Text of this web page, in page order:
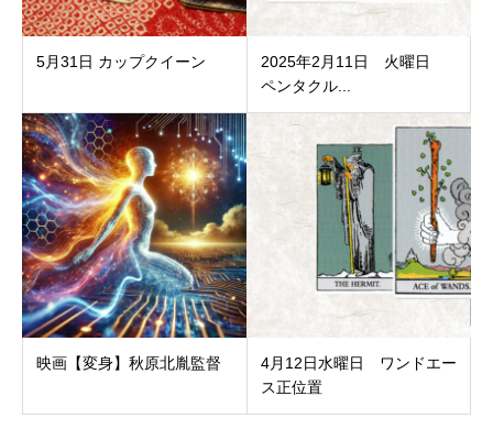
5月31日 カップクイーン
2025年2月11日 火曜日
ペンタクル...
映画【変身】秋原北胤監督
4月12日水曜日 ワンドエー
ス正位置